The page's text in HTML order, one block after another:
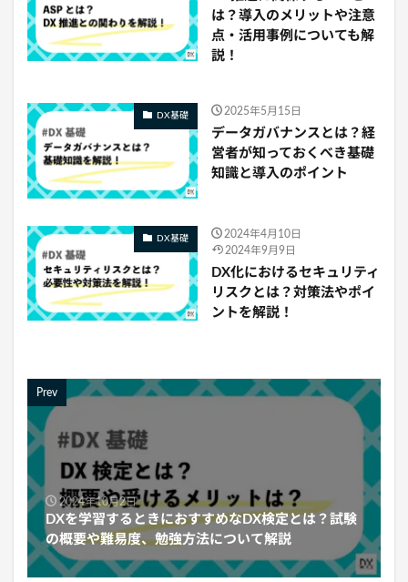
は？導入のメリットや注意
点・活用事例についても解
説！
DX基礎 2025年5月15日
データガバナンスとは？経
営者が知っておくべき基礎
知識と導入のポイント
DX基礎
2024年4月10日
2024年9月9日
DX化におけるセキュリティ
リスクとは？対策法やポイ
ントを解説！
Prev
2024年10月2日
DXを学習するときにおすすめなDX検定とは？試験
の概要や難易度、勉強方法について解説